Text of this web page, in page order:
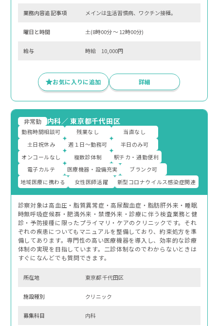
業務内容追記事項 メインは生活習慣病、ワクチン接種。
曜⽇と時間 土(8時00分 〜 12時00分)
給与 時給 10,000円
お気に入りに追加 詳細
非常勤 内科／東京都千代田区
勤務時間相談可 残業なし
当直なし
土日祝休み
週１日～勤務可
半日のみ可
オンコールなし
複数診体制
駅チカ・通勤便利
電子カルテ
医療機器・設備充実
ブランク可
地域医療に携わる
女性医師活躍 新型コロナウイルス感染症関連
診察対象は高血圧・脂質異常症・高尿酸血症・脂肪肝外来・睡眠
時無呼吸症候群・肥満外来・禁煙外来・診療に伴う検査業務と健
診・予防接種に限ったプライマリ・ケアのクリニックです。それ
ぞれの疾患についてもマニュアルを整備しており、約束処方を準
備してあります。専門性の高い医療機器を導入し、効率的な診療
体制の実現を目指しています。二診体制なのでわからないときは
すぐになんどでも質問できます。
所在地 東京都 千代田区
施設種別 クリニック
募集科⽬ 内科